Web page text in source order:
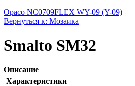
Opaco NC0709FLEX WY-09 (Y-09)
Вернуться к: Мозаика
Smalto SM32
Описание
Характеристики